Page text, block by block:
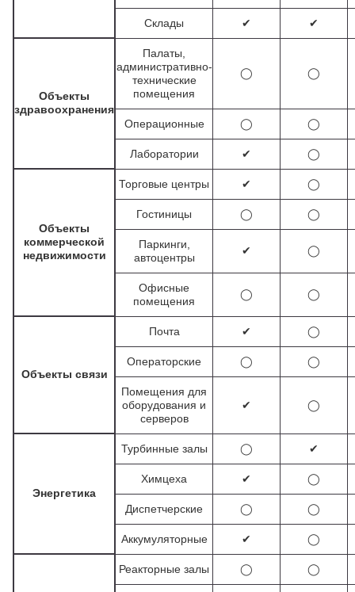
Склады ✔ ✔
Объекты
здравоохранения
Палаты,
административно-
технические
помещения
◯ ◯
Операционные ◯ ◯
Лаборатории ✔ ◯
Объекты
коммерческой
недвижимости
Торговые центры ✔ ◯
Гостиницы ◯ ◯
Паркинги,
автоцентры
✔ ◯
Офисные
помещения
◯ ◯
Объекты связи
Почта ✔ ◯
Операторские ◯ ◯
Помещения для
оборудования и
серверов
✔ ◯
Энергетика
Турбинные залы ◯ ✔
Химцеха ✔ ◯
Диспетчерские ◯ ◯
Аккумуляторные ✔ ◯
Реакторные залы ◯ ◯